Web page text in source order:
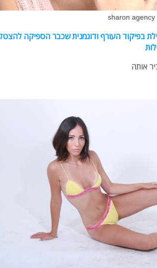
בפיקוד העורף ודוגמנית שכבר הספיקה
אותה